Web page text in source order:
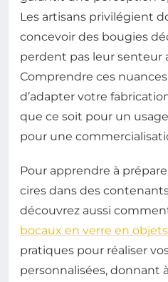
Les artisans privilégient
concevoir des bougies
perdent pas leur senteur
Comprendre ces
d’adapter votre
que ce soit pour un
pour une
Pour apprendre à
cires dans des
découvrez aussi
bocaux en verre en
pratiques pour réaliser
personnalisées, donnant